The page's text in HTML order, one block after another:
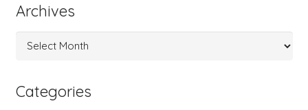
Archives
Archives
Categories